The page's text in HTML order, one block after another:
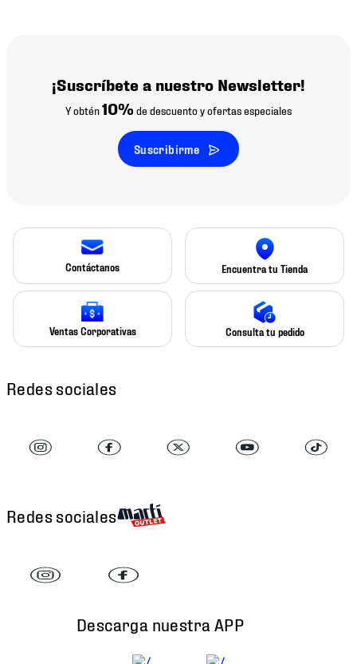
¡Suscríbete a nuestro Newsletter!
Y obtén10% de descuento y ofertas especiales
Suscribirme
Contáctanos Encuentra tu Tienda
Ventas Corporativas Consulta tu pedido
Redes sociales
Redes sociales
Descarga nuestra APP